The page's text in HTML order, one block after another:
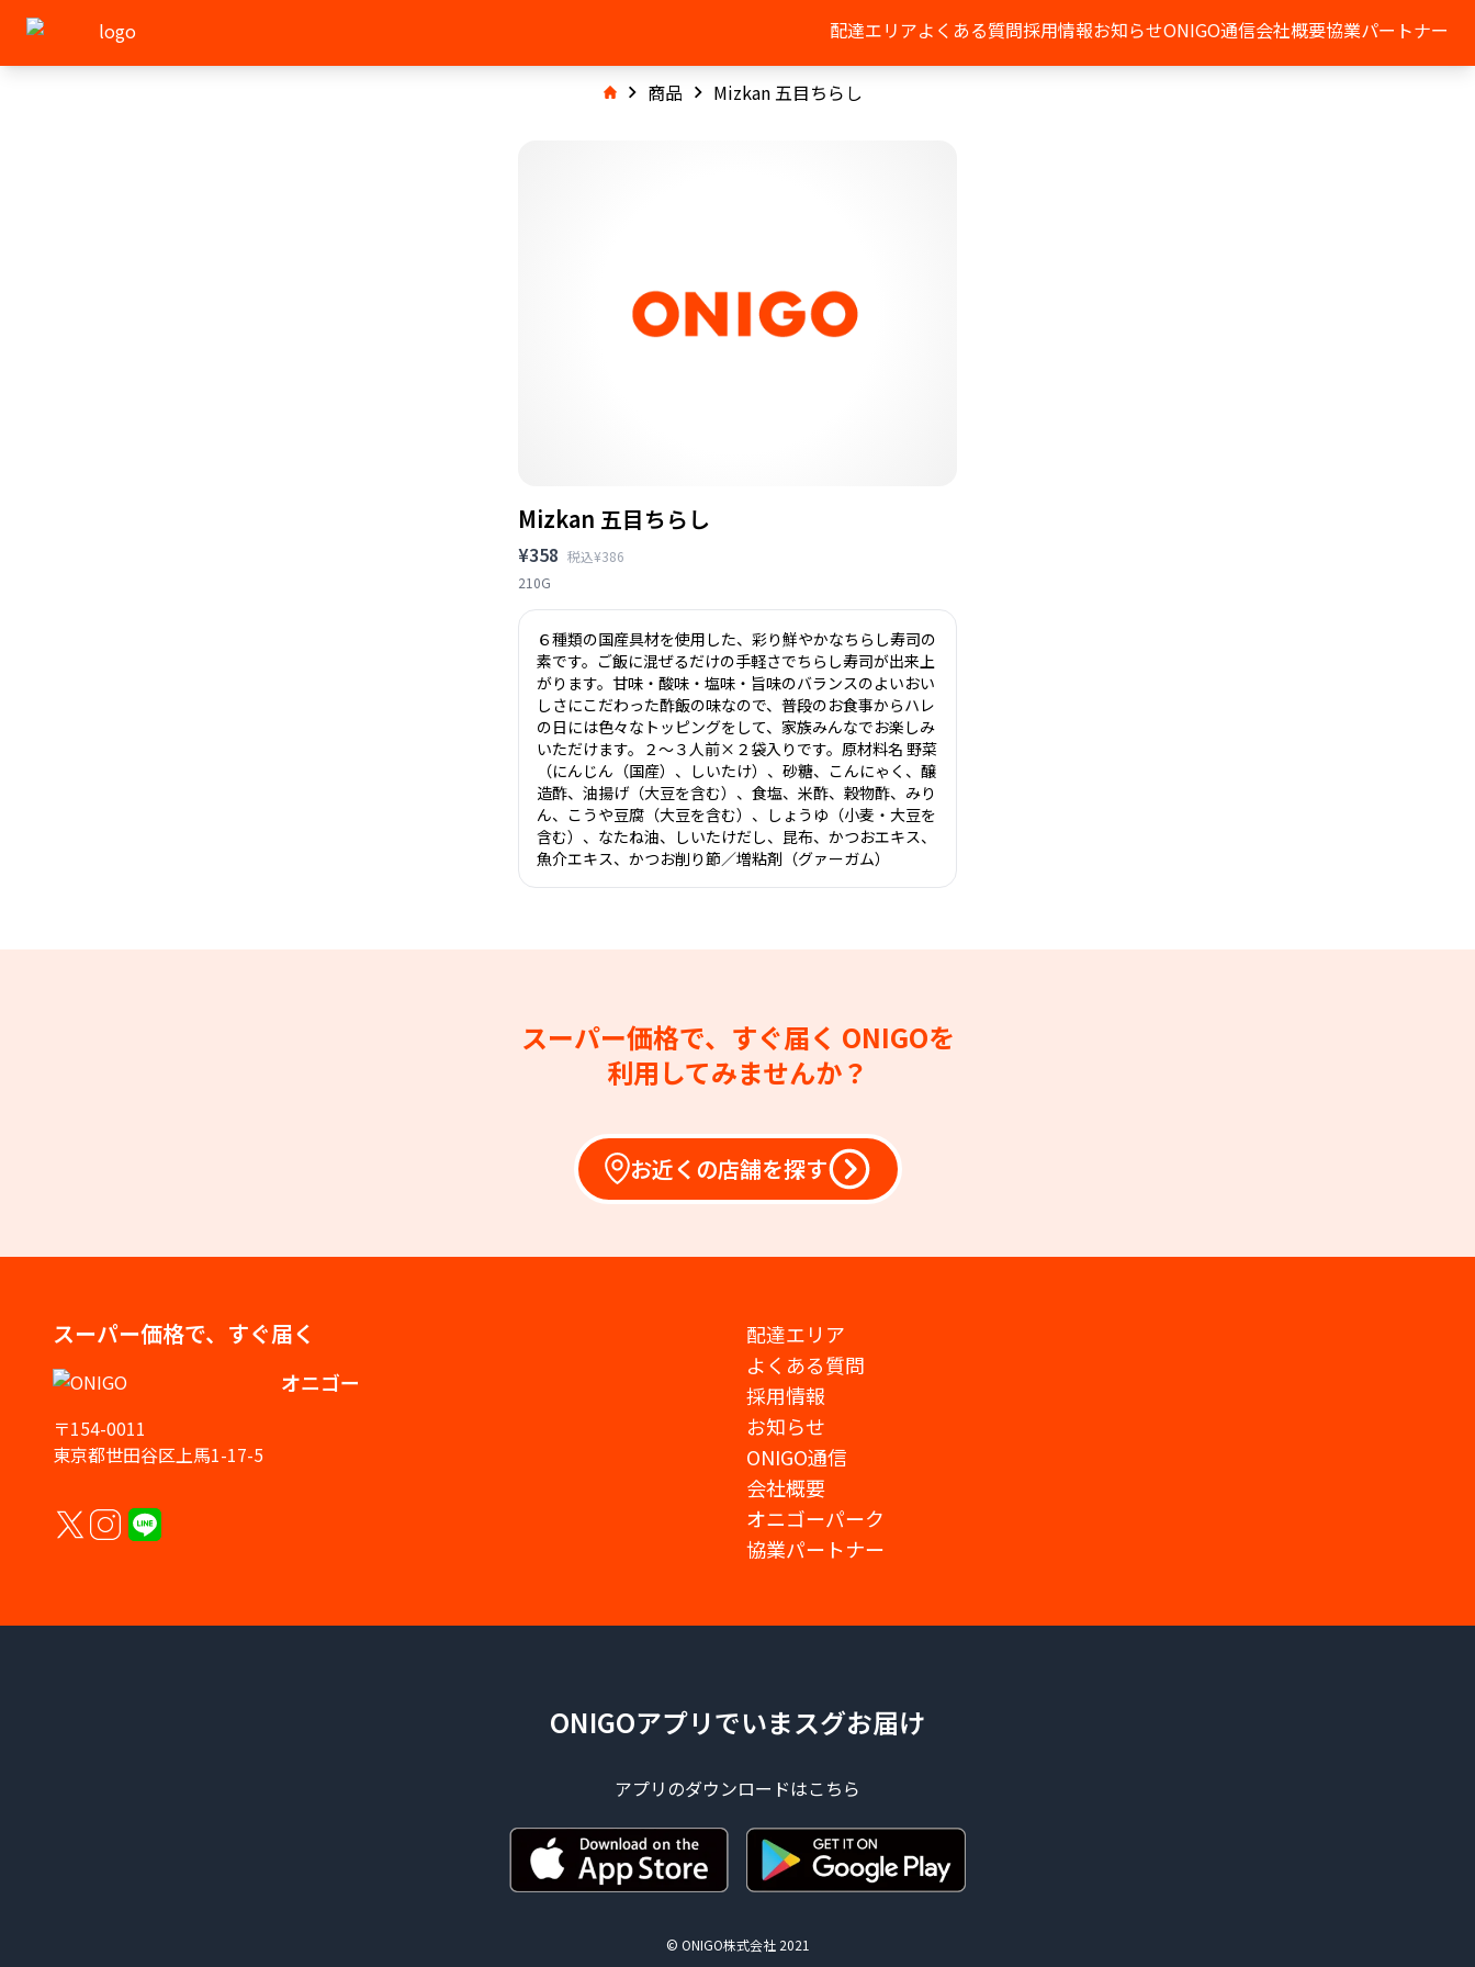
配達エリアよくある質問採用情報お知らせONIGO通信会社概要協業パートナー
商品 Mizkan 五目ちらし
Mizkan 五目ちらし
¥358 税込¥386
210G
６種類の国産具材を使用した、彩り鮮やかなちらし寿司の
素です。ご飯に混ぜるだけの手軽さでちらし寿司が出来上
がります。甘味・酸味・塩味・旨味のバランスのよいおい
しさにこだわった酢飯の味なので、普段のお食事からハレ
の日には色々なトッピングをして、家族みんなでお楽しみ
いただけます。２〜３人前×２袋入りです。原材料名 野菜
（にんじん（国産）、しいたけ）、砂糖、こんにゃく、醸
造酢、油揚げ（大豆を含む）、食塩、米酢、穀物酢、みり
ん、こうや豆腐（大豆を含む）、しょうゆ（小麦・大豆を
含む）、なたね油、しいたけだし、昆布、かつおエキス、
魚介エキス、かつお削り節／増粘剤（グァーガム）
スーパー価格で、すぐ届く ONIGOを
利用してみませんか？
お近くの店舗を探す
スーパー価格で、すぐ届く
オニゴー
〒154-0011
東京都世田谷区上馬1-17-5
配達エリア
よくある質問
採用情報
お知らせ
ONIGO通信
会社概要
オニゴーパーク
協業パートナー
ONIGOアプリでいまスグお届け
アプリのダウンロードはこちら
© ONIGO株式会社 2021